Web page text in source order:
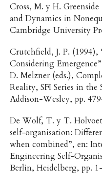
Cross, M. y H.
and Dynamics in
Cambridge University
Crutchfield, J. P.
Considering
D. Melzner (eds.),
Reality, SFI Series in
Addison-Wesley, pp.
De Wolf, T. y T. Holvoet
self-organisation:
when combined”, en:
Engineering Self-
Berlin, Heidelberg, pp.